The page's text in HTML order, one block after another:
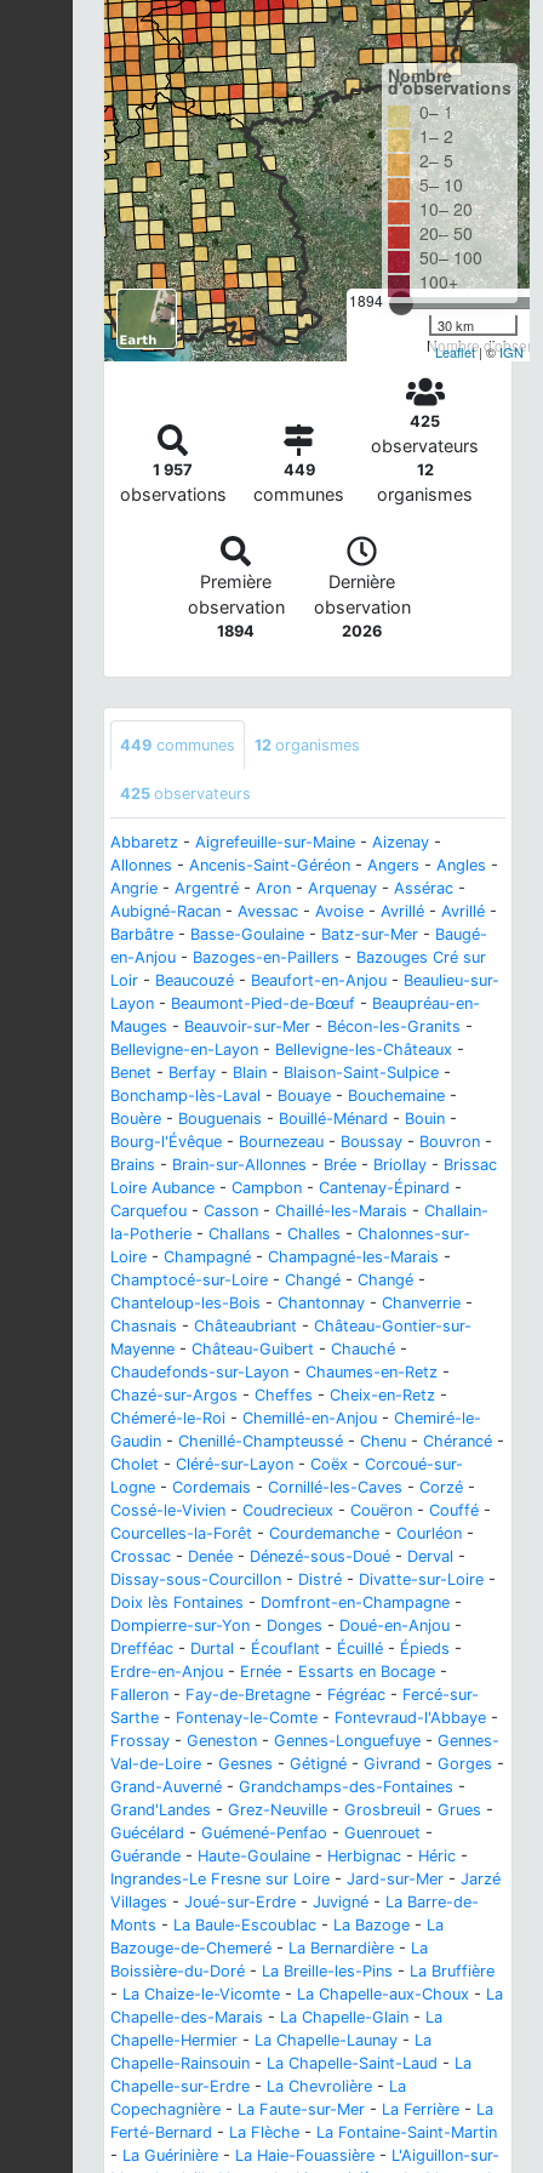
1894
Nombre
Nombre
d'observations
0– 1
1– 2
2– 5
5– 10
10– 20
20– 50
50– 100
100+
30 km
Leaflet| ©IGN
1 957
observations
449
communes
425
observateurs
12
organismes
Première
observation
1894
Dernière
observation
2026
449 communes 12 organismes
425 observateurs
Abbaretz - Aigrefeuille-sur-Maine - Aizenay -
Allonnes - Ancenis-Saint-Géréon - Angers - Angles -
Angrie - Argentré - Aron - Arquenay - Assérac -
Aubigné-Racan - Avessac - Avoise - Avrillé - Avrillé -
Barbâtre - Basse-Goulaine - Batz-sur-Mer - Baugé-
en-Anjou - Bazoges-en-Paillers - Bazouges Cré sur
Loir - Beaucouzé - Beaufort-en-Anjou - Beaulieu-sur-
Layon - Beaumont-Pied-de-Bœuf - Beaupréau-en-
Mauges - Beauvoir-sur-Mer - Bécon-les-Granits -
Bellevigne-en-Layon - Bellevigne-les-Châteaux -
Benet - Berfay - Blain - Blaison-Saint-Sulpice -
Bonchamp-lès-Laval - Bouaye - Bouchemaine -
Bouère - Bouguenais - Bouillé-Ménard - Bouin -
Bourg-l'Évêque - Bournezeau - Boussay - Bouvron -
Brains - Brain-sur-Allonnes - Brée - Briollay - Brissac
Loire Aubance - Campbon - Cantenay-Épinard -
Carquefou - Casson - Chaillé-les-Marais - Challain-
la-Potherie - Challans - Challes - Chalonnes-sur-
Loire - Champagné - Champagné-les-Marais -
Champtocé-sur-Loire - Changé - Changé -
Chanteloup-les-Bois - Chantonnay - Chanverrie -
Chasnais - Châteaubriant - Château-Gontier-sur-
Mayenne - Château-Guibert - Chauché -
Chaudefonds-sur-Layon - Chaumes-en-Retz -
Chazé-sur-Argos - Cheffes - Cheix-en-Retz -
Chémeré-le-Roi - Chemillé-en-Anjou - Chemiré-le-
Gaudin - Chenillé-Champteussé - Chenu - Chérancé -
Cholet - Cléré-sur-Layon - Coëx - Corcoué-sur-
Logne - Cordemais - Cornillé-les-Caves - Corzé -
Cossé-le-Vivien - Coudrecieux - Couëron - Couffé -
Courcelles-la-Forêt - Courdemanche - Courléon -
Crossac - Denée - Dénezé-sous-Doué - Derval -
Dissay-sous-Courcillon - Distré - Divatte-sur-Loire -
Doix lès Fontaines - Domfront-en-Champagne -
Dompierre-sur-Yon - Donges - Doué-en-Anjou -
Drefféac - Durtal - Écouflant - Écuillé - Épieds -
Erdre-en-Anjou - Ernée - Essarts en Bocage -
Falleron - Fay-de-Bretagne - Fégréac - Fercé-sur-
Sarthe - Fontenay-le-Comte - Fontevraud-l'Abbaye -
Frossay - Geneston - Gennes-Longuefuye - Gennes-
Val-de-Loire - Gesnes - Gétigné - Givrand - Gorges -
Grand-Auverné - Grandchamps-des-Fontaines -
Grand'Landes - Grez-Neuville - Grosbreuil - Grues -
Guécélard - Guémené-Penfao - Guenrouet -
Guérande - Haute-Goulaine - Herbignac - Héric -
Ingrandes-Le Fresne sur Loire - Jard-sur-Mer - Jarzé
Villages - Joué-sur-Erdre - Juvigné - La Barre-de-
Monts - La Baule-Escoublac - La Bazoge - La
Bazouge-de-Chemeré - La Bernardière - La
Boissière-du-Doré - La Breille-les-Pins - La Bruffière
- La Chaize-le-Vicomte - La Chapelle-aux-Choux - La
Chapelle-des-Marais - La Chapelle-Glain - La
Chapelle-Hermier - La Chapelle-Launay - La
Chapelle-Rainsouin - La Chapelle-Saint-Laud - La
Chapelle-sur-Erdre - La Chevrolière - La
Copechagnière - La Faute-sur-Mer - La Ferrière - La
Ferté-Bernard - La Flèche - La Fontaine-Saint-Martin
- La Guérinière - La Haie-Fouassière - L'Aiguillon-sur-